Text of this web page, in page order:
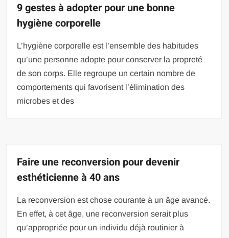
9 gestes à adopter pour une bonne
hygiène corporelle
L’hygiène corporelle est l’ensemble des habitudes
qu’une personne adopte pour conserver la propreté
de son corps. Elle regroupe un certain nombre de
comportements qui favorisent l’élimination des
microbes et des
Faire une reconversion pour devenir
esthéticienne à 40 ans
La reconversion est chose courante à un âge avancé.
En effet, à cet âge, une reconversion serait plus
qu’appropriée pour un individu déjà routinier à